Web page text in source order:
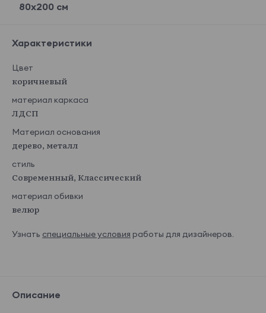
80x200 см
Характеристики
Цвет
коричневый
материал каркаса
ЛДСП
Материал основания
дерево, металл
стиль
Современный, Классический
материал обивки
велюр
Узнать специальные условия работы для дизайнеров.
Описание